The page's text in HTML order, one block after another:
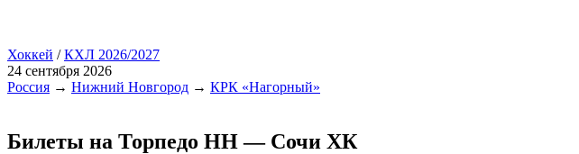
Хоккей /КХЛ 2026/2027
24 сентября 2026
Россия → Нижний Новгород → КРК «Нагорный»
Билеты на Торпедо НН — Сочи ХК